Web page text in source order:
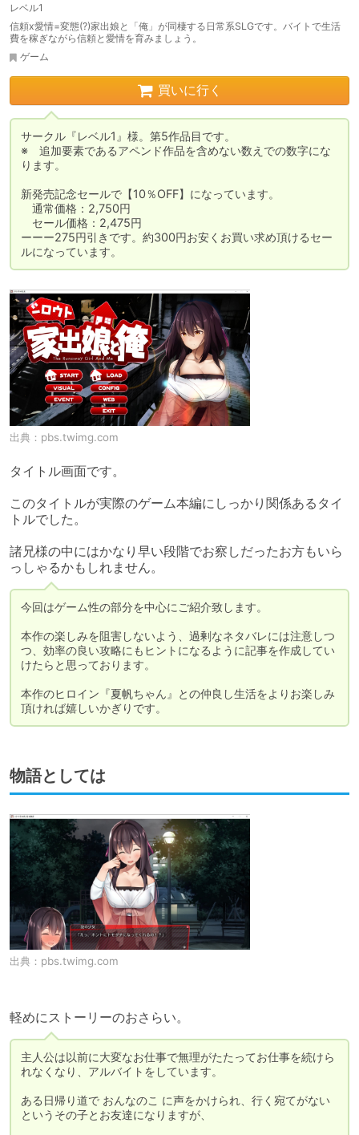
レベル1
信頼x愛情=変態(?)家出娘と「俺」が同棲する日常系SLGです。バイトで生活
費を稼ぎながら信頼と愛情を育みましょう。
ゲーム
買いに行く
サークル『レベル1』様。第5作品目です。
※　追加要素であるアペンド作品を含めない数えでの数字にな
ります。
新発売記念セールで【10％OFF】になっています。
通常価格：2,750円
セール価格：2,475円
ーーー275円引きです。約300円お安くお買い求め頂けるセー
ルになっています。
出典： pbs.twimg.com
タイトル画面です。
このタイトルが実際のゲーム本編にしっかり関係あるタイ
トルでした。
諸兄様の中にはかなり早い段階でお察しだったお方もいら
っしゃるかもしれません。
今回はゲーム性の部分を中心にご紹介致します。
本作の楽しみを阻害しないよう、過剰なネタバレには注意しつ
つ、効率の良い攻略にもヒントになるように記事を作成してい
けたらと思っております。
本作のヒロイン『夏帆ちゃん』との仲良し生活をよりお楽しみ
頂ければ嬉しいかぎりです。
物語としては
出典： pbs.twimg.com
軽めにストーリーのおさらい。
主人公は以前に大変なお仕事で無理がたたってお仕事を続けら
れなくなり、アルバイトをしています。
ある日帰り道で おんなのこ に声をかけられ、行く宛てがない
というその子とお友達になりますが、